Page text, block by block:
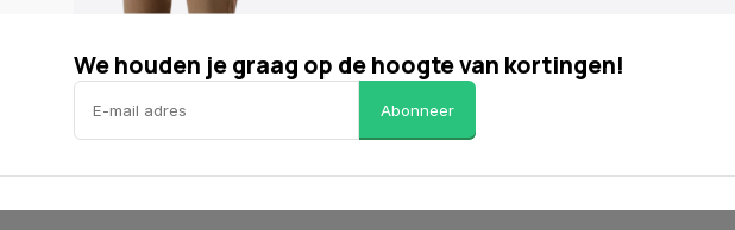
We houden je graag op de hoogte van kortingen!
Abonneer